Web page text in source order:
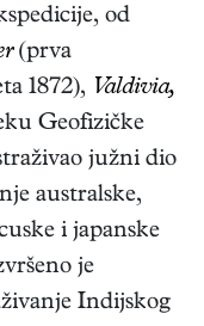
od
(prva
1872), Valdivia,
Geofizičke
južni dio
australske,
i japanske
je
Indijskog